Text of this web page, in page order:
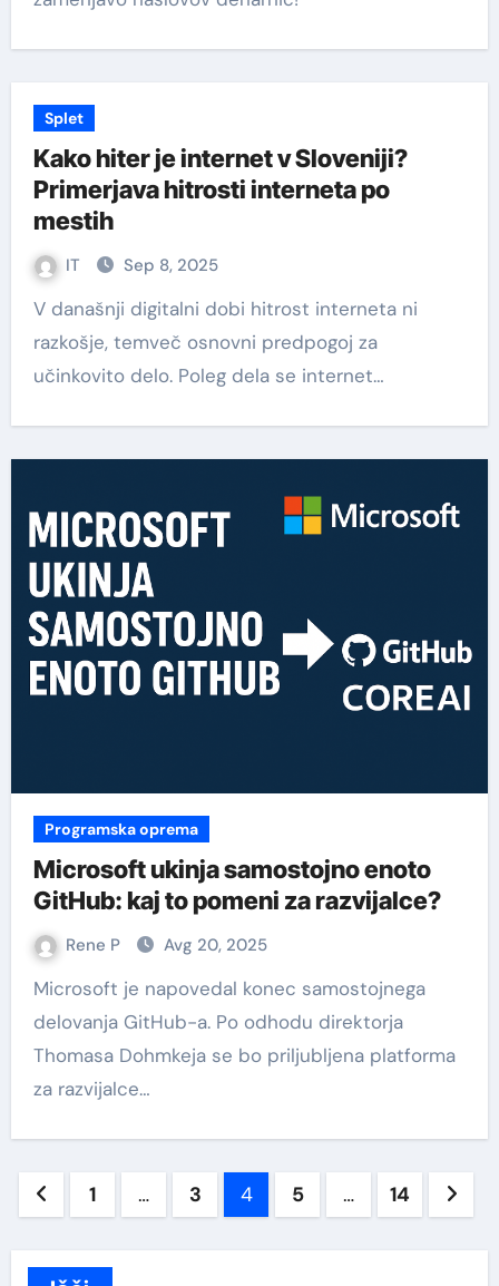
Splet
Kako hiter je internet v Sloveniji?
Primerjava hitrosti interneta po
mestih
IT Sep 8, 2025
V današnji digitalni dobi hitrost interneta ni
razkošje, temveč osnovni predpogoj za
učinkovito delo. Poleg dela se internet…
Programska oprema
Microsoft ukinja samostojno enoto
GitHub: kaj to pomeni za razvijalce?
Rene P Avg 20, 2025
Microsoft je napovedal konec samostojnega
delovanja GitHub-a. Po odhodu direktorja
Thomasa Dohmkeja se bo priljubljena platforma
za razvijalce…
Številčenje
1 … 3 4 5 … 14